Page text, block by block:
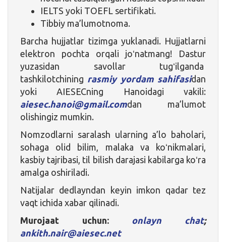
IELTS yoki TOEFL sertifikati.
Tibbiy ma’lumotnoma.
Barcha hujjatlar tizimga yuklanadi. Hujjatlarni
elektron pochta orqali joʻnatmang! Dastur
yuzasidan savollar tugʻilganda
tashkilotchining rasmiy yordam sahifasidan
yoki AIESECning Hanoidagi vakili:
aiesec.hanoi@gmail.comdan ma’lumot
olishingiz mumkin.
Nomzodlarni saralash ularning a’lo baholari,
sohaga olid bilim, malaka va koʻnikmalari,
kasbiy tajribasi, til bilish darajasi kabilarga koʻra
amalga oshiriladi.
Natijalar dedlayndan keyin imkon qadar tez
vaqt ichida xabar qilinadi.
Murojaat uchun: onlayn chat;
ankith.nair@aiesec.net